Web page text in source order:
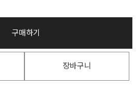
구매하기
장바구니